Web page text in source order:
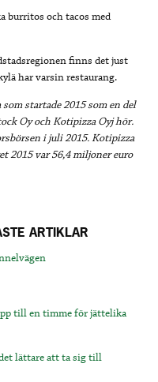
burritos och tacos med
finns det just
har varsin restaurang.
startade 2015 som en del
Oy och Kotipizza Oyj hör.
i juli 2015. Kotipizza
2015 var 56,4 miljoner euro
ARTIKLAR
till en timme för jättelika
lättare att ta sig till